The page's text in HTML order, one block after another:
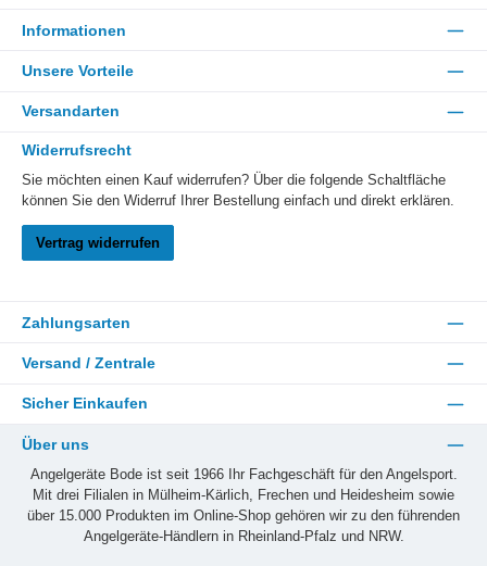
Informationen
Unsere Vorteile
Versandarten
Widerrufsrecht
Sie möchten einen Kauf widerrufen? Über die folgende Schaltfläche
können Sie den Widerruf Ihrer Bestellung einfach und direkt erklären.
Vertrag widerrufen
Zahlungsarten
Versand / Zentrale
Sicher Einkaufen
Über uns
Angelgeräte Bode ist seit 1966 Ihr Fachgeschäft für den Angelsport.
Mit drei Filialen in Mülheim-Kärlich, Frechen und Heidesheim sowie
über 15.000 Produkten im Online-Shop gehören wir zu den führenden
Angelgeräte-Händlern in Rheinland-Pfalz und NRW.